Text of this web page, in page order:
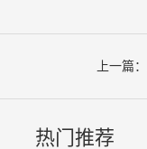
上一篇：
热门推荐